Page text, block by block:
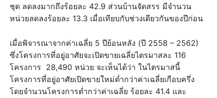
ชุด ลดลงมากถึงร้อยละ 42.9 ส่วนบ้านจัดสรร มีจำนวน
หน่วยลดลงร้อยละ 13.3 เมื่อเทียบกับช่วงเดียวกันของปีก่อน
เมื่อพิจารณาจากค่าเฉลี่ย 5 ปีย้อนหลัง (ปี 2558 – 2562)
ซึ่งโครงการที่อยู่อาศัยจะเปิดขายเฉลี่ยไตรมาสละ 116
โครงการ 28,490 หน่วย จะเห็นได้ว่า ในไตรมาสนี้
โครงการที่อยู่อาศัยเปิดขายใหม่ต่ำกว่าค่าเฉลี่ยเกือบครึ่ง
โดยจำนวนโครงการต่ำกว่าค่าเฉลี่ย ร้อยละ 41.4 และ